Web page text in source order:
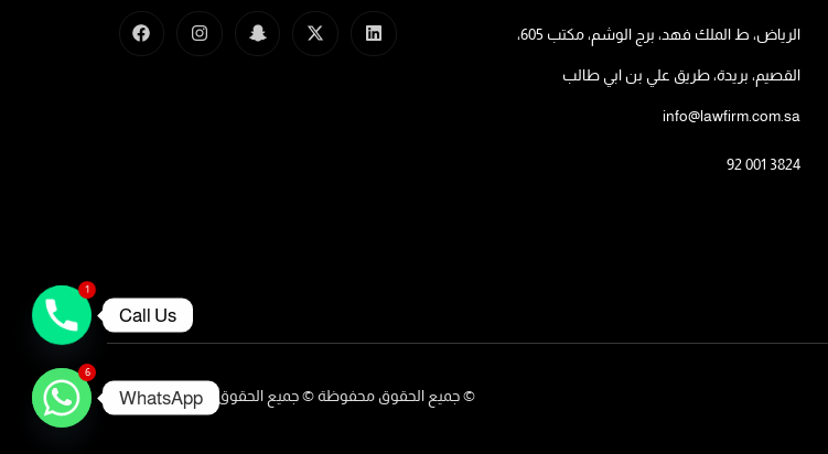
الرياض، ط الملك فهد، برج الوشم، مكتب 605،
القصيم، بريدة، طريق علي بن ابي طالب
info@lawfirm.com.sa
92 001 3824
© جميع الحقوق محفوظة © جميع الحقوق محفوظة © 2025
6
WhatsApp
1
Call Us